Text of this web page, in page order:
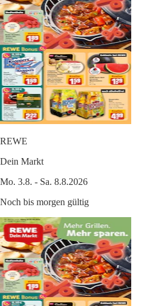
REWE
Dein Markt
Mo. 3.8. - Sa. 8.8.2026
Noch bis morgen gültig